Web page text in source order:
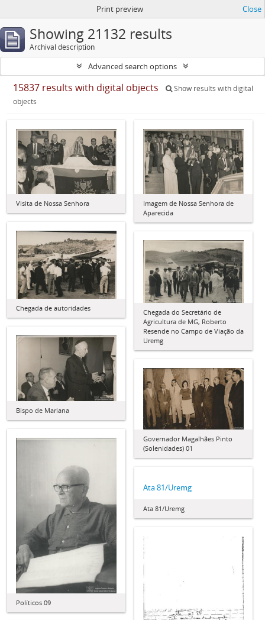
Print preview Close
Showing 21132 results
Archival description
Advanced search options
15837 results with digital objects
Show results with digital
objects
Visita de Nossa Senhora
Imagem de Nossa Senhora de
Aparecida
Chegada de autoridades
Chegada do Secretário de
Agricultura de MG, Roberto
Resende no Campo de Viação da
Uremg
Bispo de Mariana
Governador Magalhães Pinto
(Solenidades) 01
Políticos 09
Ata 81/Uremg
Ata 81/Uremg